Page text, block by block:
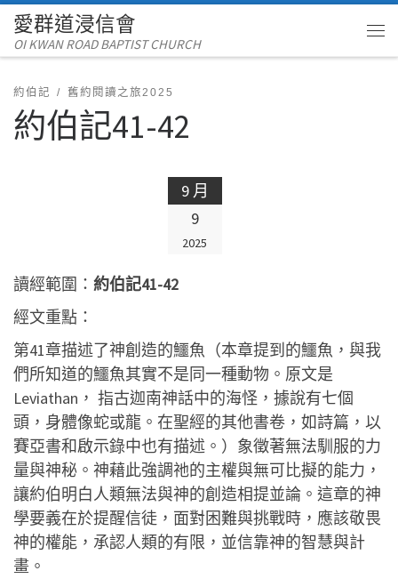
Skip to content
愛群道浸信會
OI KWAN ROAD BAPTIST CHURCH
約伯記 舊約閱讀之旅2025
約伯記41-42
9 月
9
2025
讀經範圍： 約伯記41-42
經文重點：
第41章描述了神創造的鱷魚（本章提到的鱷魚，與我
們所知道的鱷魚其實不是同一種動物。原文是
Leviathan， 指古迦南神話中的海怪，據說有七個
頭，身體像蛇或龍。在聖經的其他書卷，如詩篇，以
賽亞書和啟示錄中也有描述。）象徵著無法馴服的力
量與神秘。神藉此強調祂的主權與無可比擬的能力，
讓約伯明白人類無法與神的創造相提並論。這章的神
學要義在於提醒信徒，面對困難與挑戰時，應該敬畏
神的權能，承認人類的有限，並信靠神的智慧與計
畫。